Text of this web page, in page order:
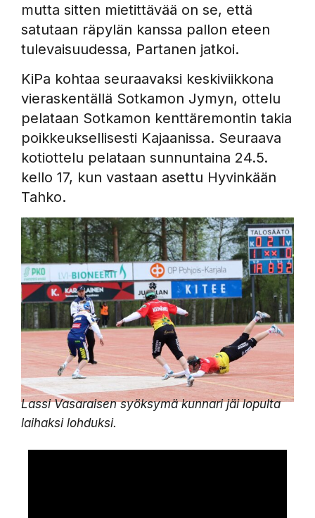
mutta sitten mietittävää on se, että
satutaan räpylän kanssa pallon eteen
tulevaisuudessa, Partanen jatkoi.
KiPa kohtaa seuraavaksi keskiviikkona
vieraskentällä Sotkamon Jymyn, ottelu
pelataan Sotkamon kenttäremontin takia
poikkeuksellisesti Kajaanissa. Seuraava
kotiottelu pelataan sunnuntaina 24.5.
kello 17, kun vastaan asettu Hyvinkään
Tahko.
Lassi Vasaraisen syöksymä kunnari jäi lopulta
laihaksi lohduksi.